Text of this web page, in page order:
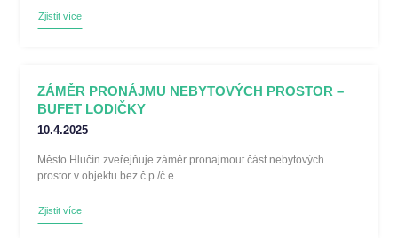
Zjistit více
ZÁMĚR PRONÁJMU NEBYTOVÝCH PROSTOR –
BUFET LODIČKY
10.4.2025
Město Hlučín zveřejňuje záměr pronajmout část nebytových
prostor v objektu bez č.p./č.e. …
Zjistit více